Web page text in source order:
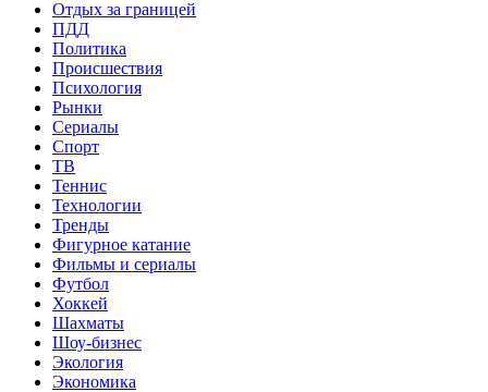
Отдых за границей
ПДД
Политика
Происшествия
Психология
Рынки
Сериалы
Спорт
ТВ
Теннис
Технологии
Тренды
Фигурное катание
Фильмы и сериалы
Футбол
Хоккей
Шахматы
Шоу-бизнес
Экология
Экономика